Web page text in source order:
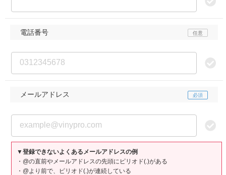
電話番号
メールアドレス
▼登録できないよくあるメールアドレスの例
・@の直前やメールアドレスの先頭にピリオド(.)がある
・@より前で、ピリオド(.)が連続している